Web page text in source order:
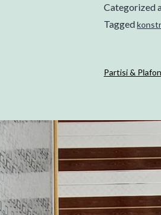
Categorized
Tagged
Partisi &